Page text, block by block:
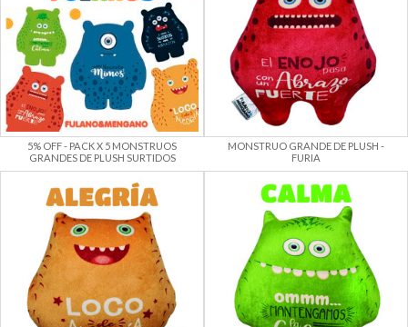
5% OFF - PACK X 5 MONSTRUOS
GRANDES DE PLUSH SURTIDOS
MONSTRUO GRANDE DE PLUSH -
FURIA